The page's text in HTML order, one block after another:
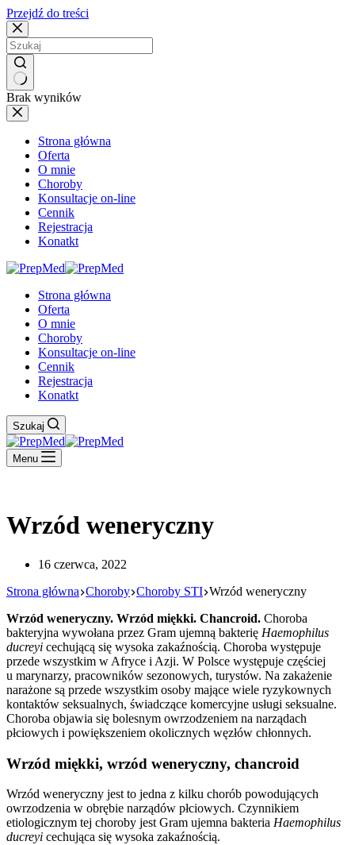
Przejdź do treści
Brak wyników
Strona główna
Oferta
O mnie
Choroby
Konsultacje on-line
Cennik
Rejestracja
Konatkt
Strona główna
Oferta
O mnie
Choroby
Konsultacje on-line
Cennik
Rejestracja
Konatkt
Szukaj
Menu
Wrzód weneryczny
16 czerwca, 2022
Strona główna Choroby Choroby STI Wrzód weneryczny
Wrzód weneryczny. Wrzód miękki. Chancroid. Choroba
bakteryjna wywołana przez Gram ujemną bakterię Haemophilus
ducreyi cechującą się wysoka zakaźnością. Choroba występuje
przede wszystkim w Afryce i Azji. W Polsce występuje częściej
u marynarzy, pracowników sezonowych, turystów. Na zakażenie
narażone są przede wszystkim osoby mające wiele ryzykownych
kontaktów seksualnych, świadczące komercyjne usługi seksualne.
Choroba objawia się bolesnym owrzodzeniem na narządach
płciowych i powiększeniem okolicznych węzłów chłonnych.
Wrzód miękki, wrzód weneryczny, chancroid
Wrzód weneryczny jest to jedna z kilku chorób powodujących
owrzodzenia w obrębie narządów płciowych. Czynnikiem
etiologicznym tej choroby jest Gram ujemna bakteria Haemophilus
ducreyi cechująca się wysoka zakaźnością.